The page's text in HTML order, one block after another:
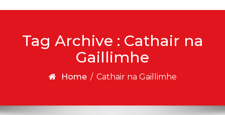
Tag Archive : Cathair na
Gaillimhe
Home / Cathair na Gaillimhe